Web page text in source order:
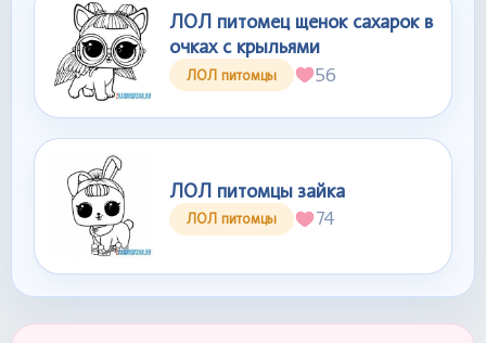
ЛОЛ питомец щенок сахарок в
очках с крыльями
ЛОЛ питомцы 56
ЛОЛ питомцы зайка
ЛОЛ питомцы 74